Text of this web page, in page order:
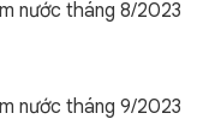
nước tháng 8/2023
nước tháng 9/2023